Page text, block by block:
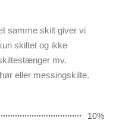
samme skilt giver vi
skiltet og ikke
mv.
eller messingskilte.
10%